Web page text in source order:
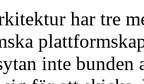
har tre
inte